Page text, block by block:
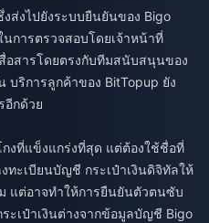
ส่งไปยังระบบยืนยันของ Bigo
การตรวจสอบโดยเจ้าหน้าที่
สารโดยตรงกับทีมสนับสนุนของ
บริการลูกค้าของ BitTopup ยัง
อีกด้วย
งที่แข็งแกร่งที่สุด แต่ต้องใช้ชื่อที่
ทะเบียนบัญชี กระเป๋าเงินดิจิทัลให้
แต่อาจทำให้การยืนยันตัวตนซับ
ะเป๋าเงินต่างจากข้อมูลบัญชี Bigo